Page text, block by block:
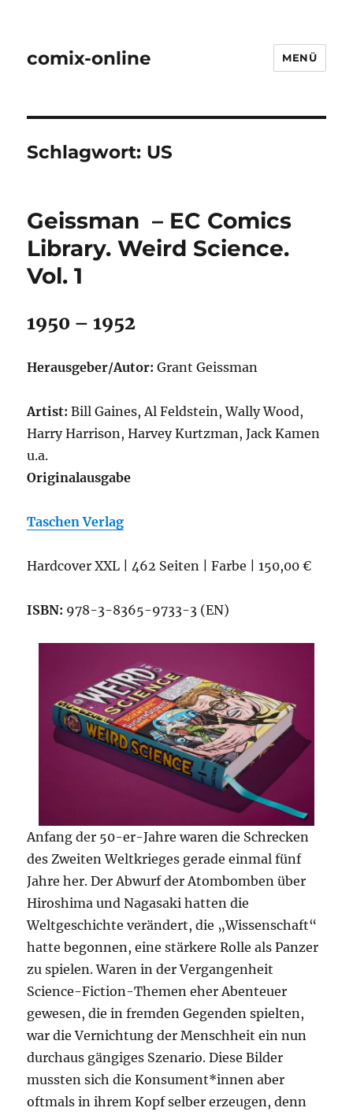
comix-online MENÜ
Schlagwort: US
Geissman – EC Comics
Library. Weird Science.
Vol. 1
1950 – 1952
Herausgeber/Autor:Grant Geissman
Artist:Bill Gaines, Al Feldstein, Wally Wood,
Harry Harrison, Harvey Kurtzman, Jack Kamen
u.a.
Originalausgabe
Taschen Verlag
Hardcover XXL | 462 Seiten | Farbe | 150,00 €
ISBN: 978-3-8365-9733-3 (EN)
Anfang der 50-er-Jahre waren die Schrecken
des Zweiten Weltkrieges gerade einmal fünf
Jahre her. Der Abwurf der Atombomben über
Hiroshima und Nagasaki hatten die
Weltgeschichte verändert, die „Wissenschaft“
hatte begonnen, eine stärkere Rolle als Panzer
zu spielen. Waren in der Vergangenheit
Science-Fiction-Themen eher Abenteuer
gewesen, die in fremden Gegenden spielten,
war die Vernichtung der Menschheit ein nun
durchaus gängiges Szenario. Diese Bilder
mussten sich die Konsument*innen aber
oftmals in ihrem Kopf selber erzeugen, denn